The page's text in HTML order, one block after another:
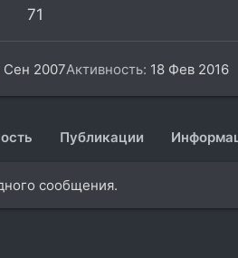
71
Сен 2007Активность 18 Фев 2016
Публикации
сообщения.